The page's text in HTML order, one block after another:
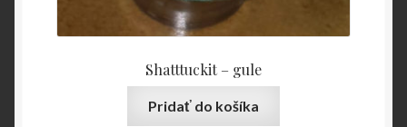
Shatttuckit – gule
Pridať do košíka